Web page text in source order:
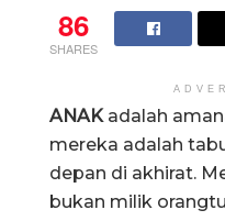
86
SHARES
ANAKadalah
mereka adalah
depan di akhirat.
bukan milik